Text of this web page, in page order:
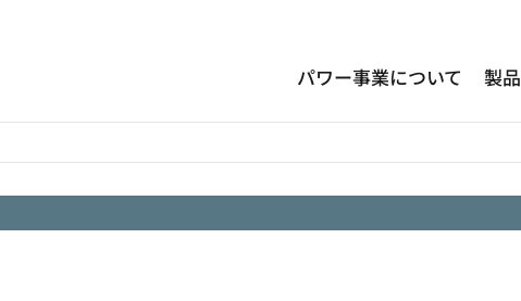
パワー事業について 製品